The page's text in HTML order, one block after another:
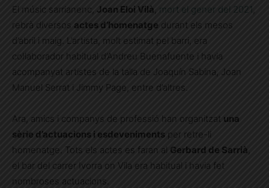
El músic sarrianenc, Joan Eloi Vilà , mort el gener del 2021
rebrà diversos actes d’homenatge durant els mesos
d’abril i maig. L’artista, molt estimat pel barri, era
col·laborador habitual d’Andreu Buenafuente i havia
acompanyat artistes de la talla de Joaquín Sabina, Joan
Manuel Serrat i Jimmy Page, entre d’altres.
Ara, amics i companys de professió han organitzat una
sèrie d’actuacions i esdeveniments per retre-li
homenatge. Tots els actes es faran al
Gerbard de Sarrià ,
el bar del carrer Ivorra on Vila era habitual i havia fet
nombroses actuacions.